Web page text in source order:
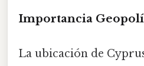
Importancia
La ubicación de